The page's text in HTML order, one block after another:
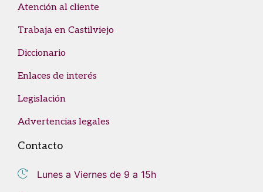
Atención al cliente
Trabaja en Castilviejo
Diccionario
Enlaces de interés
Legislación
Advertencias legales
Contacto
Lunes a Viernes de 9 a 15h